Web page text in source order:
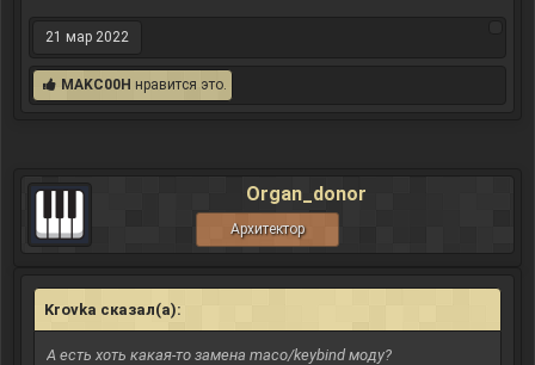
21 мар 2022
MAKC00H нравится это.
Organ_donor
Архитектор
Krovka сказал(а):
А есть хоть какая-то замена maco/keybind моду?